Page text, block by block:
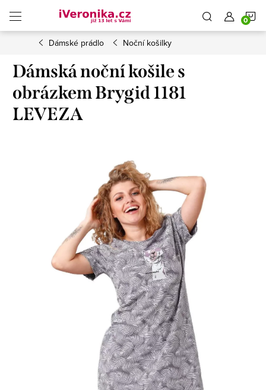
obsah
Dámské prádlo Noční košilky
Dámská noční košile s
obrázkem Brygid 1181
LEVEZA